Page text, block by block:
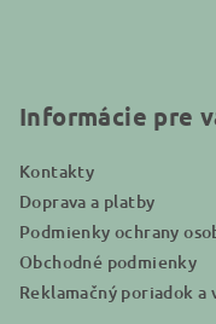
Informácie pre
Kontakty
Doprava a platby
Podmienky ochrany
Obchodné podmienky
Reklamačný poriadok